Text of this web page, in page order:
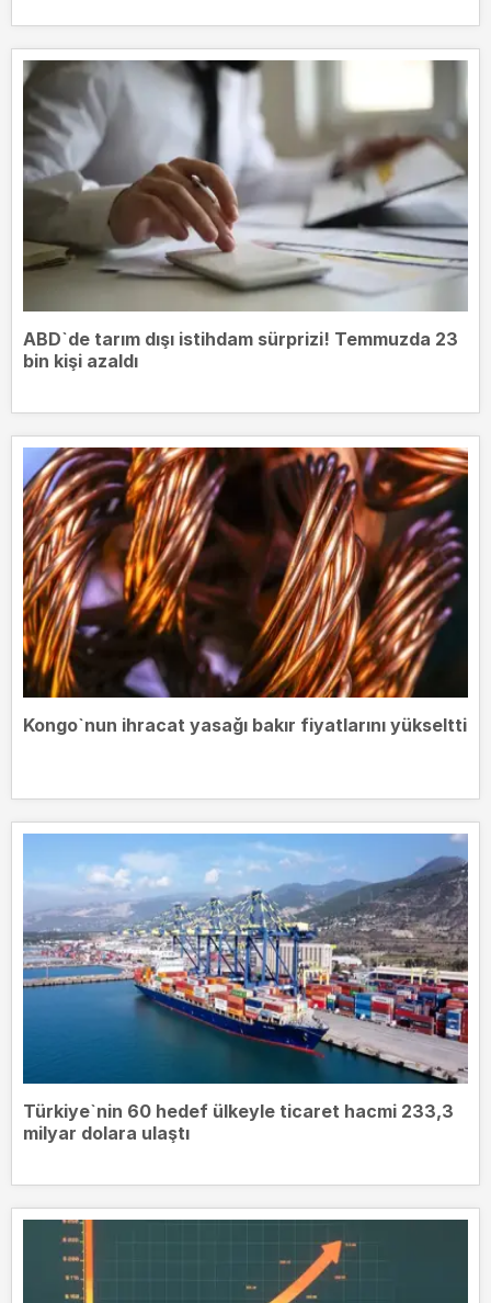
ABD`de tarım dışı istihdam sürprizi! Temmuzda 23
bin kişi azaldı
Kongo`nun ihracat yasağı bakır fiyatlarını yükseltti
Türkiye`nin 60 hedef ülkeyle ticaret hacmi 233,3
milyar dolara ulaştı